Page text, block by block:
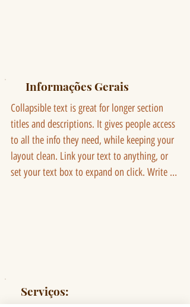
Informações Gerais
Collapsible text is great for longer section
titles and descriptions. It gives people access
to all the info they need, while keeping your
layout clean. Link your text to anything, or
set your text box to expand on click. Write
Serviços: